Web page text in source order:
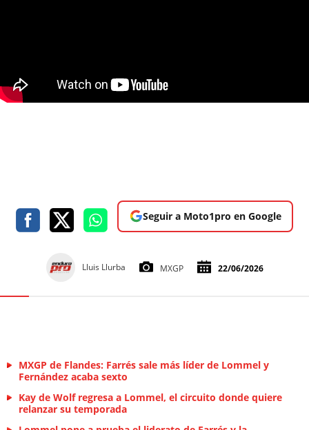
Seguir a Moto1pro en Google
Lluis Llurba MXGP 22/06/2026
MXGP de Flandes: Farrés sale más líder de Lommel y
Fernández acaba sexto
Kay de Wolf regresa a Lommel, el circuito donde quiere
relanzar su temporada